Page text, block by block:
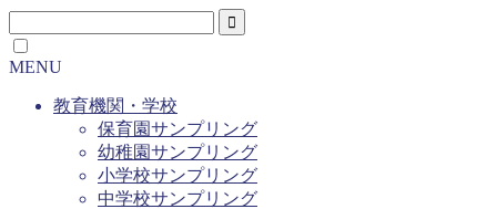
MENU
教育機関・学校
保育園サンプリング
幼稚園サンプリング
小学校サンプリング
中学校サンプリング